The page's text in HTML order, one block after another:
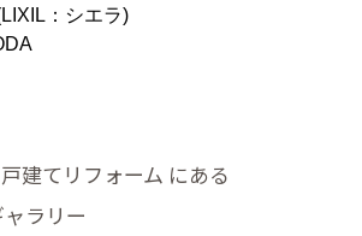
：シエラ)
建てリフォーム にある
ラリー